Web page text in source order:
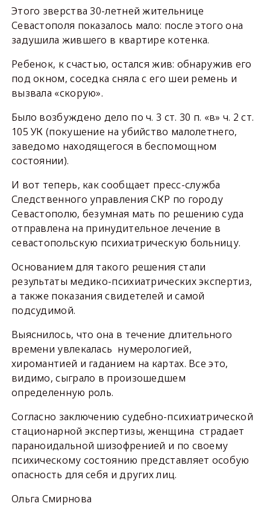
Этого зверства 30-летней жительнице
Севастополя показалось мало: после этого она
задушила жившего в квартире котенка.
Ребенок, к счастью, остался жив: обнаружив его
под окном, соседка сняла с его шеи ремень и
вызвала «скорую».
Было возбуждено дело по ч. 3 ст. 30 п. «в» ч. 2 ст.
105 УК (покушение на убийство малолетнего,
заведомо находящегося в беспомощном
состоянии).
И вот теперь, как сообщает пресс-служба
Следственного управления СКР по городу
Севастополю, безумная мать по решению суда
отправлена на принудительное лечение в
севастопольскую психиатрическую больницу.
Основанием для такого решения стали
результаты медико-психиатрических экспертиз,
а также показания свидетелей и самой
подсудимой.
Выяснилось, что она в течение длительного
времени увлекалась нумерологией,
хиромантией и гаданием на картах. Все это,
видимо, сыграло в произошедшем
определенную роль.
Согласно заключению судебно-психиатрической
стационарной экспертизы, женщина страдает
параноидальной шизофренией и по своему
психическому состоянию представляет особую
опасность для себя и других лиц.
Ольга Смирнова